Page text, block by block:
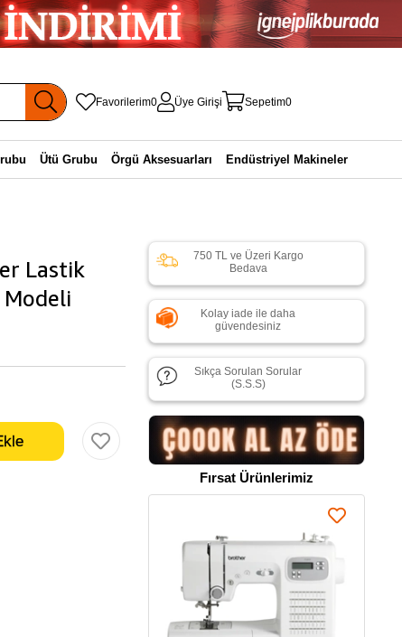
Favorilerim0 Üye Girişi Sepetim0
Ütü Grubu Örgü Aksesuarları Endüstriyel Makineler
Lastik
750 TL ve Üzeri Kargo
Bedava
Kolay iade ile daha
güvendesiniz
Sıkça Sorulan Sorular
(S.S.S)
Fırsat Ürünlerimiz